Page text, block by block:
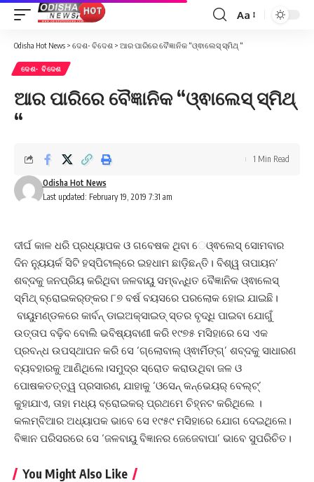
Font
Resizer
Aa
Odisha Hot News > ଦେଶ- ବିଦେଶ > ଆର ପାରିରେ ବୈଜ୍ଞାନିକ “ଓ୍ଵାଲେସ୍‌ ସ୍ମିଥ୍‌ “
ଦେଶ- ବିଦେଶ
ଆର ପାରିରେ ବୈଜ୍ଞାନିକ “ଓ୍ଵାଲେସ୍‌ ସ୍ମିଥ୍‌
“
Last updated: February 19, 2019 7:31 am
Odisha Hot News
1 Min Read
ଦୀର୍ଘ କାଳ ଧରି ପ୍ରଧ୍ୟାପକ ଓ ଗବେଷକ ଥିବା େଓ୍ଵଲେସ୍‌ ସୋମବାର
ଦିନ ନ୍ୟୁୟର୍କ ସିଟି ହସ୍‌ପିଟାଲ୍‌ରେ ଇହଧାମ ଛାଡ଼ିଛନ୍ତି। ବିଶ୍ୱ ତାପାୟନ’
ଶବ୍ଦକୁ ଜନପ୍ରିୟ କରିଥିବା ଜଳବାୟୁ ସମ୍ବନ୍ଧିତ ବୈଜ୍ଞାନିକ ଓ୍ଵାଲେସ୍‌
ସ୍ମିଥ୍‌ ବ୍ରୋଇକର୍‌ଙ୍କର ୮୭ ବର୍ଷ ବୟସରେ ପରଲୋକ ହୋଇ ଯାଇଛି।
ବାୟୁମଣ୍ଡଳରେ କାର୍ବନ୍‌ ଡାଇଅକ୍‌ସାଇଡ୍‌ ସ୍ତର ବୃଦ୍ଧି ପାଇବା ଯୋଗୁଁ
ଉତ୍ତାପ ବଢ଼ିବ ବୋଲି ଭବିଷ୍ୟବାଣୀ କରି ୧୯୭୫ ମସିହାରେ ସେ ଏକ
ପ୍ରବନ୍ଧ ଉପସ୍ଥାପନ କରି ସେ ‘ଗ୍ଲୋବାଲ୍‌ ଓ୍ଵାର୍ମିଙ୍ଗ୍‌’ ଶବ୍ଦକୁ ସାଧାରଣ
ବ୍ୟବହାରକୁ ଆଣିଥିଲେ।ସମୁଦ୍ର ସ୍ରୋତ କରାଉଥିବା ଜଳ ଓ
ପୋଷକତତ୍ତ୍ୱ ପ୍ରସାରଣ, ଯାହାକୁ ‘ଓସେନ୍‌ କନ୍‌ଭେୟର୍‌ ବେଲ୍‌ଟ୍‌’
କୁହାଯାଏ, ତାହା ମଧ୍ୟ ବ୍ରୋଇକର୍‌ ପ୍ରଥମେ ଚିହ୍ନଟ କରିଥିଲେ ।
କଲମ୍ବିଆର ଅଧ୍ୟାପକ ଭାବେ ସେ ୧୯୫୯ ମସିହାରେ ଯୋଗ ଦେଇଥିଲେ।
ବିଜ୍ଞାନ ପରିସରରେ ସେ ‘ଜଳବାୟୁ ବିଜ୍ଞାନର ଜେଜେବାପା’ ଭାବେ ସୁପରିଚିତ।
You Might Also Like